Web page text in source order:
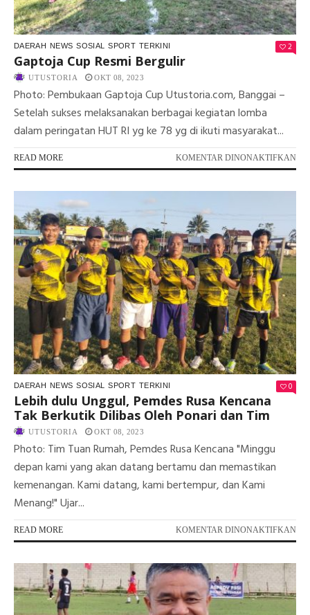
DAERAH NEWS SOSIAL SPORT TERKINI 2
Gaptoja Cup Resmi Bergulir
UTUSTORIA OKT 08, 2023
Photo: Pembukaan Gaptoja Cup Utustoria.com, Banggai –
Setelah sukses melaksanakan berbagai kegiatan lomba
dalam peringatan HUT RI yg ke 78 yg di ikuti masyarakat...
READ MORE KOMENTAR DINONAKTIFKAN
DAERAH NEWS SOSIAL SPORT TERKINI 0
Lebih dulu Unggul, Pemdes Rusa Kencana
Tak Berkutik Dilibas Oleh Ponari dan Tim
UTUSTORIA OKT 08, 2023
Photo: Tim Tuan Rumah, Pemdes Rusa Kencana "Minggu
depan kami yang akan datang bertamu dan memastikan
kemenangan. Kami datang, kami bertempur, dan Kami
Menang!" Ujar...
READ MORE KOMENTAR DINONAKTIFKAN